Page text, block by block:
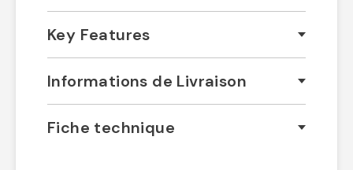
Key Features
Informations de Livraison
Fiche technique